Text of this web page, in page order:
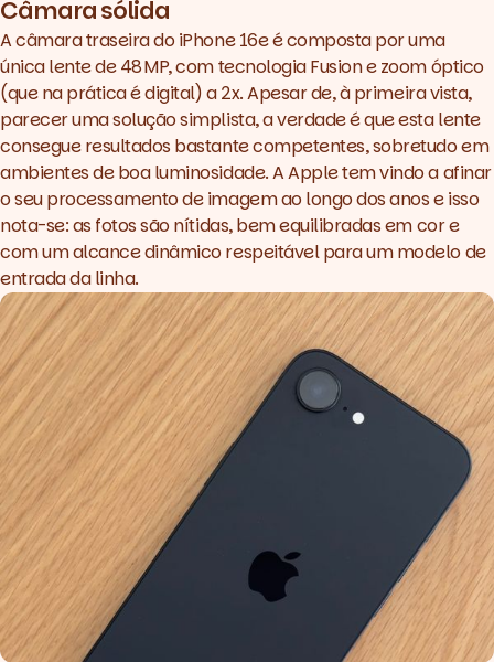
Câmara sólida
A câmara traseira do iPhone 16e é composta por uma
única lente de 48 MP, com tecnologia Fusion e zoom óptico
(que na prática é digital) a 2x. Apesar de, à primeira vista,
parecer uma solução simplista, a verdade é que esta lente
consegue resultados bastante competentes, sobretudo em
ambientes de boa luminosidade. A Apple tem vindo a afinar
o seu processamento de imagem ao longo dos anos e isso
nota-se: as fotos são nítidas, bem equilibradas em cor e
com um alcance dinâmico respeitável para um modelo de
entrada da linha.